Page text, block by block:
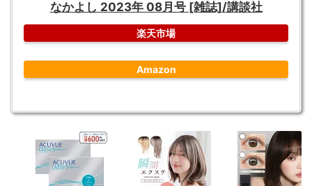
なかよし 2023年 08月号 [雑誌]/講談社
楽天市場
Amazon